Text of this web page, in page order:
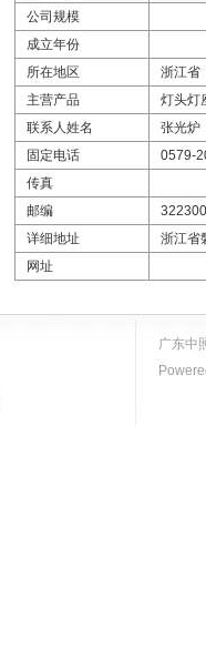
公司规模
成立年份
所在地区
浙江省
主营产品
灯头灯
联系人姓名
张光炉
固定电话
0579-
传真
邮编
322300
详细地址
浙江省
网址
广东中